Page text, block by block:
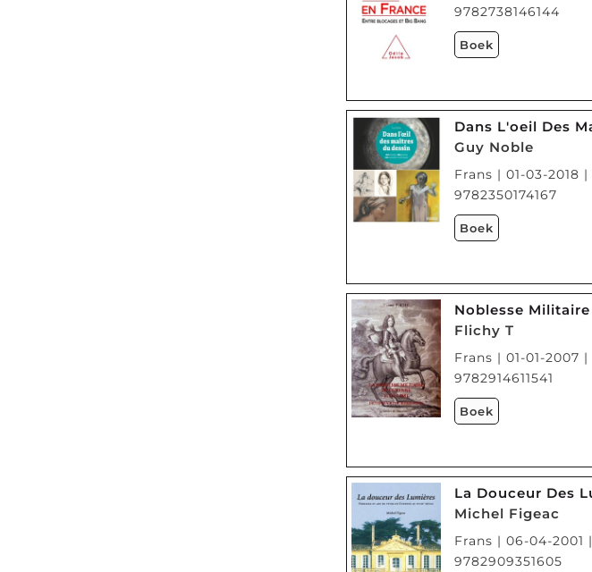
9782738146144
Boek
Dans L'oeil Des
Guy Noble
Frans | 01-03-2018
9782350174167
Boek
Noblesse
Flichy T
Frans | 01-01-2007 |
9782914611541
Boek
Michel Figeac
Frans | 06-04-2001
9782909351605